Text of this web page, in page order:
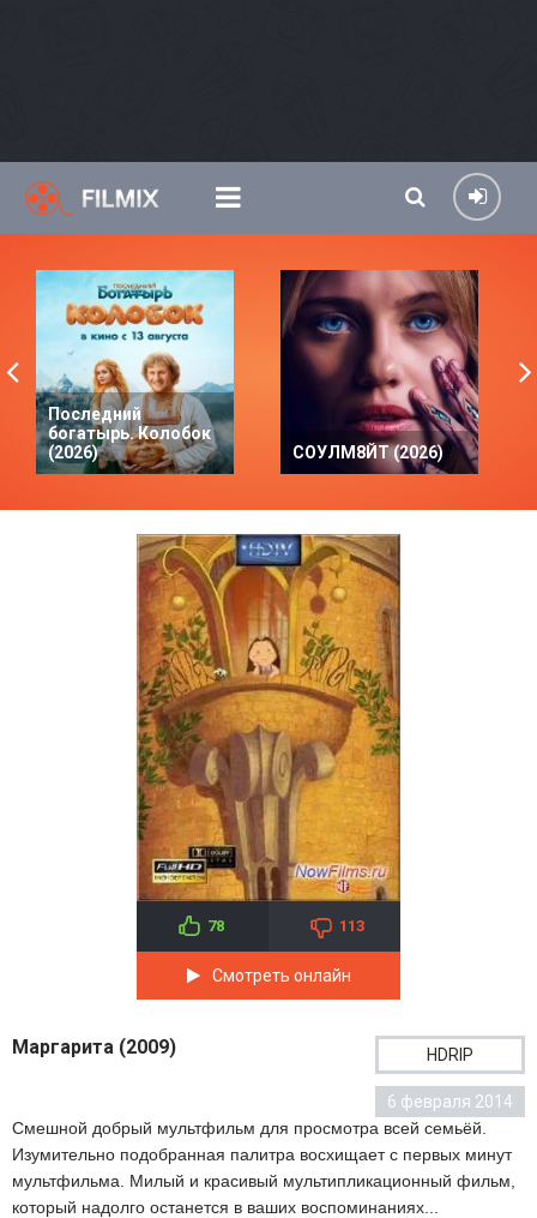
Последний
богатырь. Колобок
(2026)
СОУЛМ8ЙТ (2026)
78 113
Смотреть онлайн
Маргарита (2009) HDRIP
6 февраля 2014
Смешной добрый мультфильм для просмотра всей семьёй.
Изумительно подобранная палитра восхищает с первых минут
мультфильма. Милый и красивый мультипликационный фильм,
который надолго останется в ваших воспоминаниях...